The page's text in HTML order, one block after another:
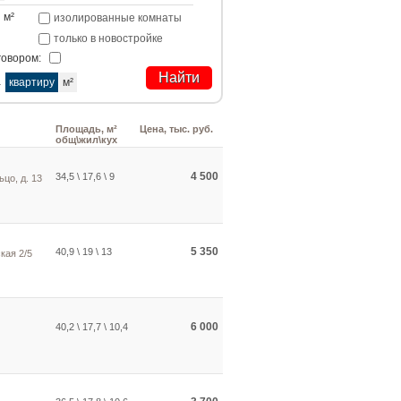
м²
изолированные комнаты
только в новостройке
квартиру м²
Площадь, м²
общ\жил\кух
Цена, тыс. руб.
д. 13 34,5 \ 17,6 \ 9 4 500
2/5 40,9 \ 19 \ 13 5 350
40,2 \ 17,7 \ 10,4 6 000